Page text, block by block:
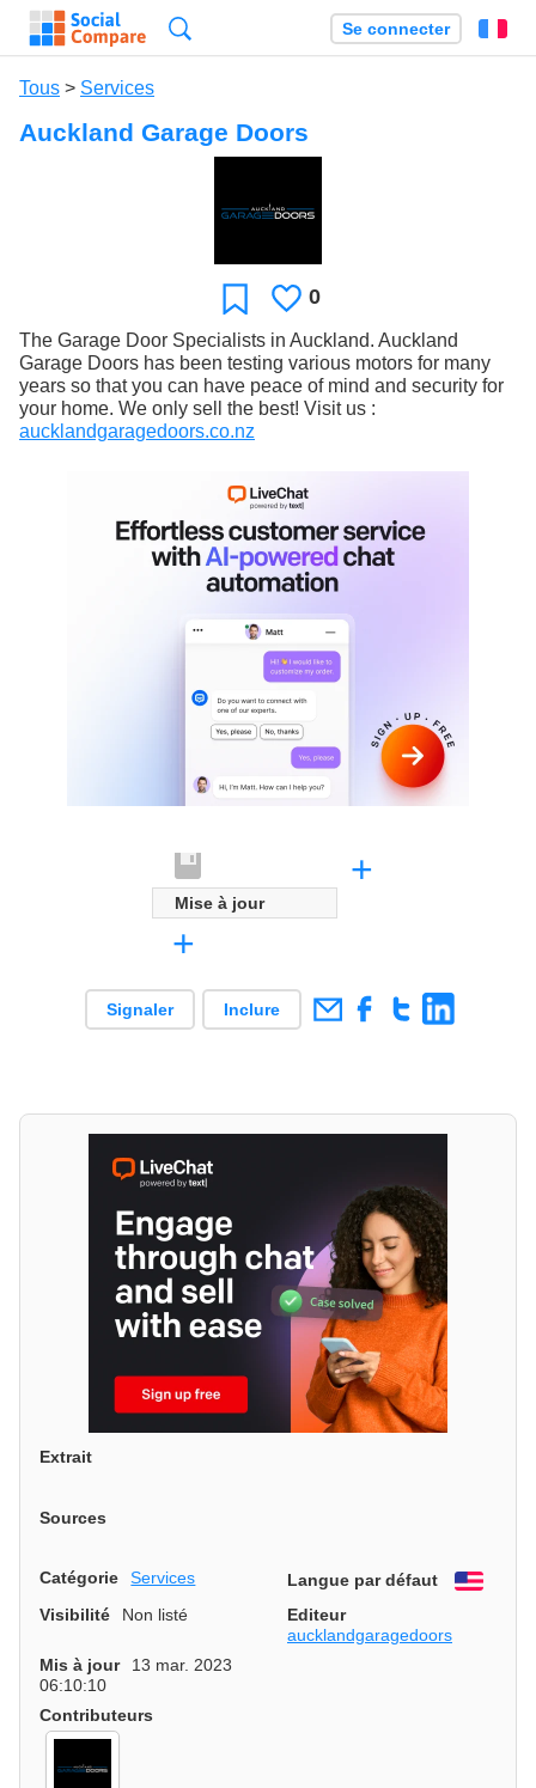
Se connecter
Tous > Services
Auckland Garage Doors
Favori J'aime
0
The Garage Door Specialists in Auckland. Auckland
Garage Doors has been testing various motors for many
years so that you can have peace of mind and security for
your home. We only sell the best! Visit us :
aucklandgaragedoors.co.nz
Mise à jour
+
+
Signaler Inclure
Extrait
Sources
Catégorie Services Langue par défaut
Visibilité
Non listé
Editeur
aucklandgaragedoors
Mis à jour
13 mar. 2023
06:10:10
Contributeurs